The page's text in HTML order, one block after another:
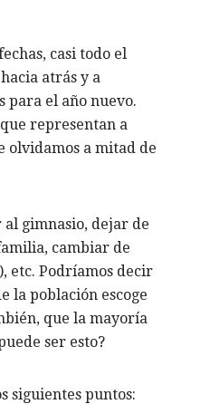
casi todo el
atrás y a
para el año nuevo.
representan a
olvidamos a mitad de
al gimnasio, dejar de
cambiar de
etc. Podríamos decir
la población escoge
que la mayoría
ser esto?
siguientes puntos: